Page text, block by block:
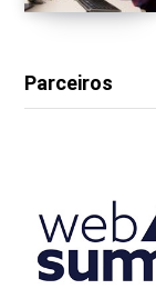
Parceiros